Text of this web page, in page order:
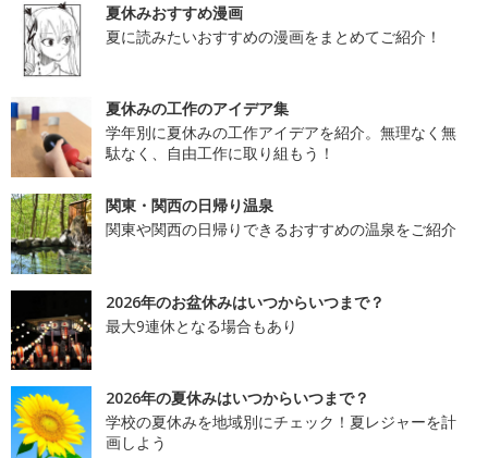
夏休みおすすめ漫画
夏に読みたいおすすめの漫画をまとめてご紹介！
夏休みの工作のアイデア集
学年別に夏休みの工作アイデアを紹介。無理なく無
駄なく、自由工作に取り組もう！
関東・関西の日帰り温泉
関東や関西の日帰りできるおすすめの温泉をご紹介
2026年のお盆休みはいつからいつまで？
最大9連休となる場合もあり
2026年の夏休みはいつからいつまで？
学校の夏休みを地域別にチェック！夏レジャーを計
画しよう